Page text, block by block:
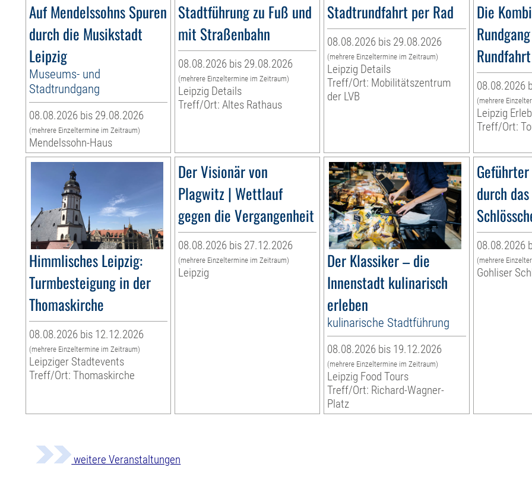
Auf Mendelssohns Spuren
durch die Musikstadt
Leipzig
Museums- und
Stadtrundgang
08.08.2026 bis 29.08.2026
(mehrere Einzeltermine im Zeitraum)
Mendelssohn-Haus
Stadtführung zu Fuß und
mit Straßenbahn
08.08.2026 bis 29.08.2026
(mehrere Einzeltermine im Zeitraum)
Leipzig Details
Treff/Ort: Altes Rathaus
Stadtrundfahrt per Rad
08.08.2026 bis 29.08.2026
(mehrere Einzeltermine im Zeitraum)
Leipzig Details
Treff/Ort: Mobilitätszentrum
der LVB
Die
Rundfahrt
08.08.2026
(mehrere
Leipzig
Treff/Ort:
Himmlisches Leipzig:
Turmbesteigung in der
Thomaskirche
08.08.2026 bis 12.12.2026
(mehrere Einzeltermine im Zeitraum)
Leipziger Stadtevents
Treff/Ort: Thomaskirche
Der Visionär von
Plagwitz | Wettlauf
gegen die Vergangenheit
08.08.2026 bis 27.12.2026
(mehrere Einzeltermine im Zeitraum)
Leipzig
Der Klassiker – die
Innenstadt kulinarisch
erleben
kulinarische Stadtführung
08.08.2026 bis 19.12.2026
(mehrere Einzeltermine im Zeitraum)
Leipzig Food Tours
Treff/Ort: Richard-Wagner-
Platz
durch
08.08.2026
(mehrere
Gohliser
weitere Veranstaltungen